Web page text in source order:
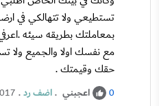
تستطيعي ولا تتهالكي في
بمعاملتك بطريقه سيئه
مع نفسك اولا والجميع ولا
حقك وقيمتك .
0 اعجبني .اضف رد.